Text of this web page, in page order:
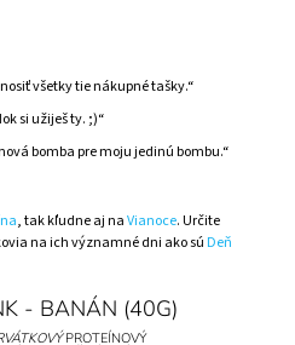
všetky tie nákupné tašky.“
si užiješ ty. ;)“
bomba pre moju jedinú bombu.“
, tak kľudne aj naVianoce. Určite
na ich významné dni ako sú Deň
- BANÁN (40G)
PROTEÍNOVÝ